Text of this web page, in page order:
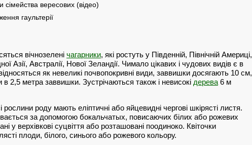
сімейства вересових (відео)
гаультерії
вічнозелені чагарники, які ростуть у Південній, Північній Америці,
Азії, Австралії, Нової Зеландії. Чимало цікавих і чудових видів є в
як невеликі почвопокривні види, заввишки досягають 10 см,
в 2,5 метра заввишки. Зустрічаються також і невисокі дерева 6 м
роду мають еліптичні або яйцевидні чергові шкірясті листя.
за допомогою бокальчатых, повисаючих білих або рожевих
у верхівкові суцвіття або розташовані поодиноко. Квіточки
плоди, білого, синього або рожевого кольору.